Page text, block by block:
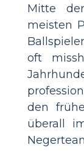
Mitte
meisten
oft
den
überall